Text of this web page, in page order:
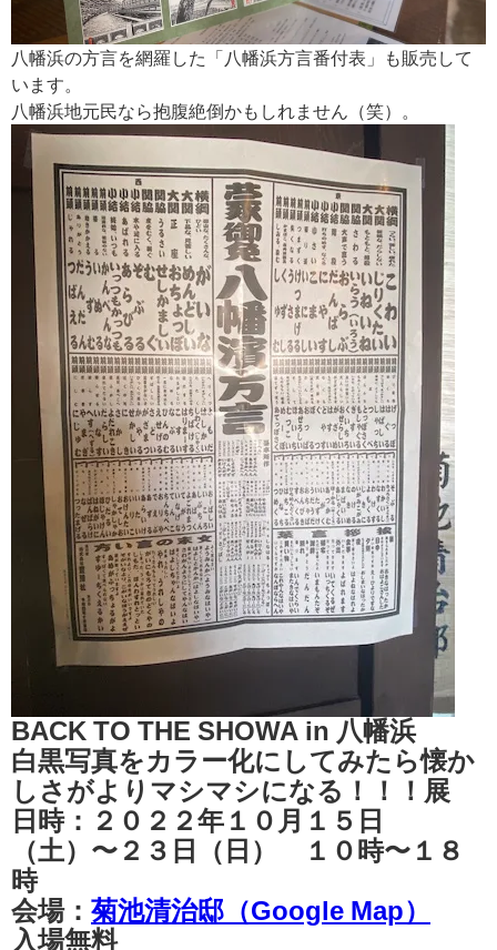
八幡浜の方言を網羅した「八幡浜方言番付表」も販売して
います。
八幡浜地元民なら抱腹絶倒かもしれません（笑）。
BACK TO THE SHOWA in 八幡浜
白黒写真をカラー化にしてみたら懐か
しさがよりマシマシになる！！！展
日時：２０２２年１０月１５日
（土）〜２３日（日） １０時〜１８
時
会場： 菊池清治邸（Google Map）
入場無料